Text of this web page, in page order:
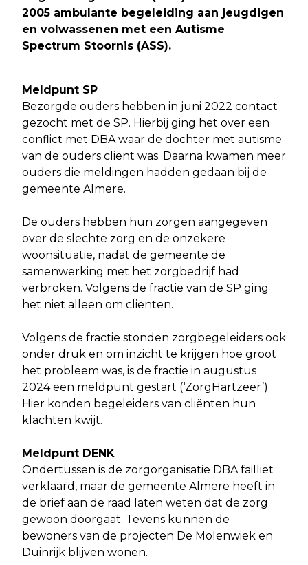
2005 ambulante begeleiding aan jeugdigen
en volwassenen met een Autisme
Spectrum Stoornis (ASS).
Meldpunt SP
Bezorgde ouders hebben in juni 2022 contact
gezocht met de SP. Hierbij ging het over een
conflict met DBA waar de dochter met autisme
van de ouders cliënt was. Daarna kwamen meer
ouders die meldingen hadden gedaan bij de
gemeente Almere.
De ouders hebben hun zorgen aangegeven
over de slechte zorg en de onzekere
woonsituatie, nadat de gemeente de
samenwerking met het zorgbedrijf had
verbroken. Volgens de fractie van de SP ging
het niet alleen om cliënten.
Volgens de fractie stonden zorgbegeleiders ook
onder druk en om inzicht te krijgen hoe groot
het probleem was, is de fractie in augustus
2024 een meldpunt gestart (‘ZorgHartzeer’).
Hier konden begeleiders van cliënten hun
klachten kwijt.
Meldpunt DENK
Ondertussen is de zorgorganisatie DBA failliet
verklaard, maar de gemeente Almere heeft in
de brief aan de raad laten weten dat de zorg
gewoon doorgaat. Tevens kunnen de
bewoners van de projecten De Molenwiek en
Duinrijk blijven wonen.